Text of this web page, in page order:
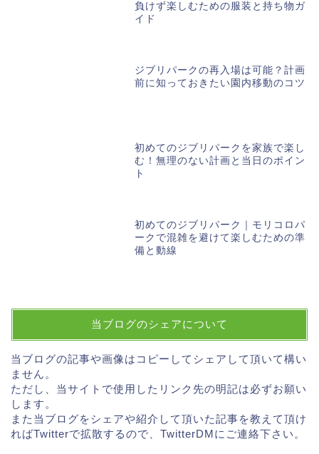
負けず楽しむための服装と持ち物ガ
イド
ジブリパークの再入場は可能？計画
前に知っておきたい園内移動のコツ
初めてのジブリパークを家族で楽し
む！無理のない計画と当日のポイン
ト
初めてのジブリパーク｜モリコロパ
ークで混雑を避けて楽しむための準
備と動線
当ブログのシェアについて
当ブログの記事や画像はコピーしてシェアして頂いて構い
ません。
ただし、当サイトで使用したリンク先の明記は必ずお願い
します。
また当ブログをシェアや紹介して頂いた記事を教えて頂け
ればTwitterで拡散するので、TwitterDMにご連絡下さい。